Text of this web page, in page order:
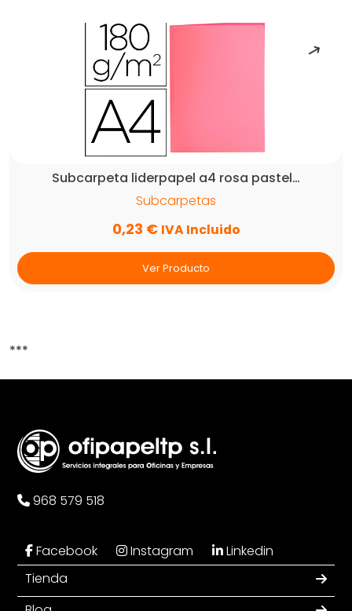
Subcarpeta liderpapel a4 rosa pastel…
Subcarpetas
0,23 € IVA Incluido
Ver Producto
***
968 579 518
Facebook Instagram
Linkedin
Tienda